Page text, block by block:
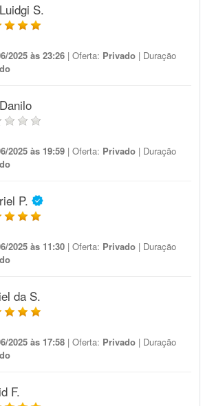
Luidgi S.
2025 às 23:26 | Oferta: Privado | Duração
Danilo
2025 às 19:59 | Oferta: Privado | Duração
P.
2025 às 11:30 | Oferta: Privado | Duração
da S.
2025 às 17:58 | Oferta: Privado | Duração
F.